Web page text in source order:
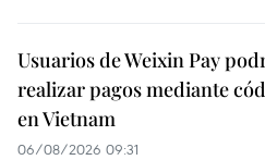
Usuarios de Weixin Pay
realizar pagos mediante
en Vietnam
06/08/2026 09:31